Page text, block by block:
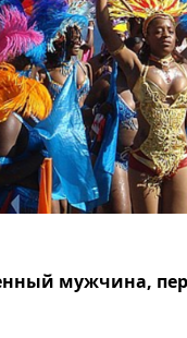
мужчина,